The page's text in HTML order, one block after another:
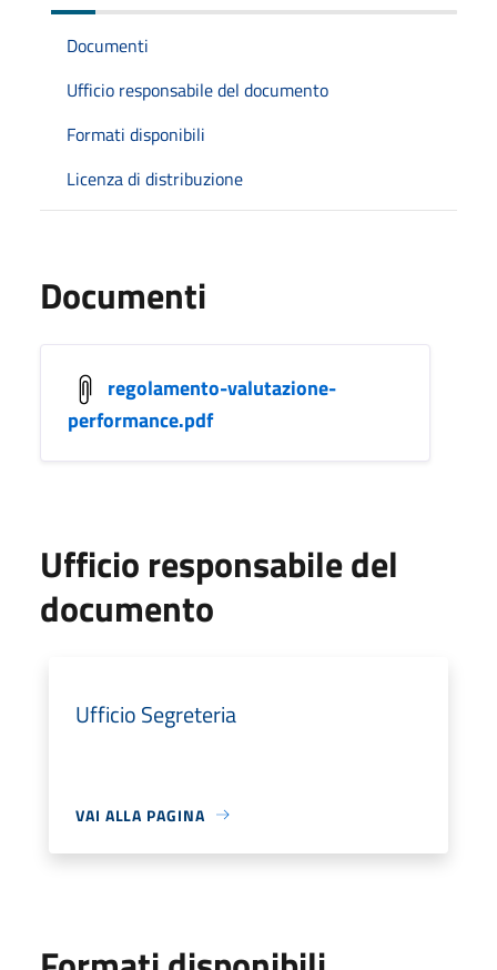
Documenti
Ufficio responsabile del documento
Formati disponibili
Licenza di distribuzione
Documenti
regolamento-valutazione-
performance.pdf
Ufficio responsabile del
documento
Ufficio Segreteria
VAI ALLA PAGINA